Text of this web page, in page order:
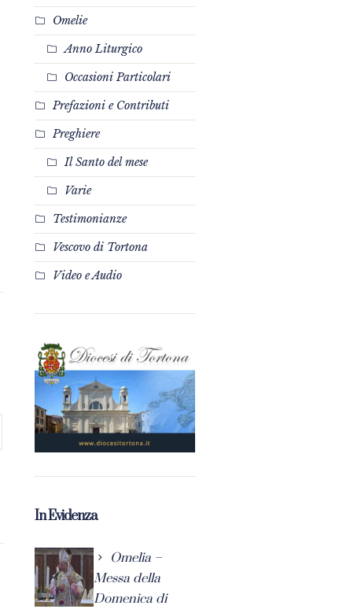
Omelie
Anno Liturgico
Occasioni Particolari
Prefazioni e Contributi
Preghiere
Il Santo del mese
Varie
Testimonianze
Vescovo di Tortona
Video e Audio
In Evidenza
Omelia –
Messa della
Domenica di